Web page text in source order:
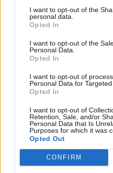
I want to opt-out of the
personal data.
Opted In
I want to opt-out of the
Personal Data.
Opted In
I want to opt-out of
Personal Data for Targeted
Opted In
I want to opt-out of
Retention, Sale, and/or
Personal Data that Is
Purposes for which it was
Opted Out
CONFIRM
εβδομάδες για να
δελτία και να δηλώσει
Ο πασέρ...
Παιχνίδι από
Extra πάσα ΔΙΑΙΤΗΣΙΑ